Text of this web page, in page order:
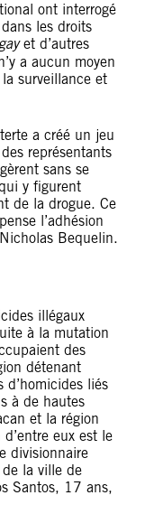
ont interrogé
les droits
et d’autres
a aucun moyen
surveillance et
a créé un jeu
représentants
sans se
y figurent
de la drogue. Ce
l’adhésion
Bequelin.
illégaux
à la mutation
des
détenant
d’homicides liés
à de hautes
et la région
eux est le
divisionnaire
la ville de
Santos, 17 ans,